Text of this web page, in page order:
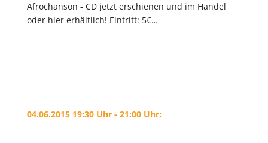
Afrochanson - CD jetzt erschienen und im Handel
oder hier erhältlich! Eintritt: 5€…
04.06.2015 19:30 Uhr - 21:00 Uhr: